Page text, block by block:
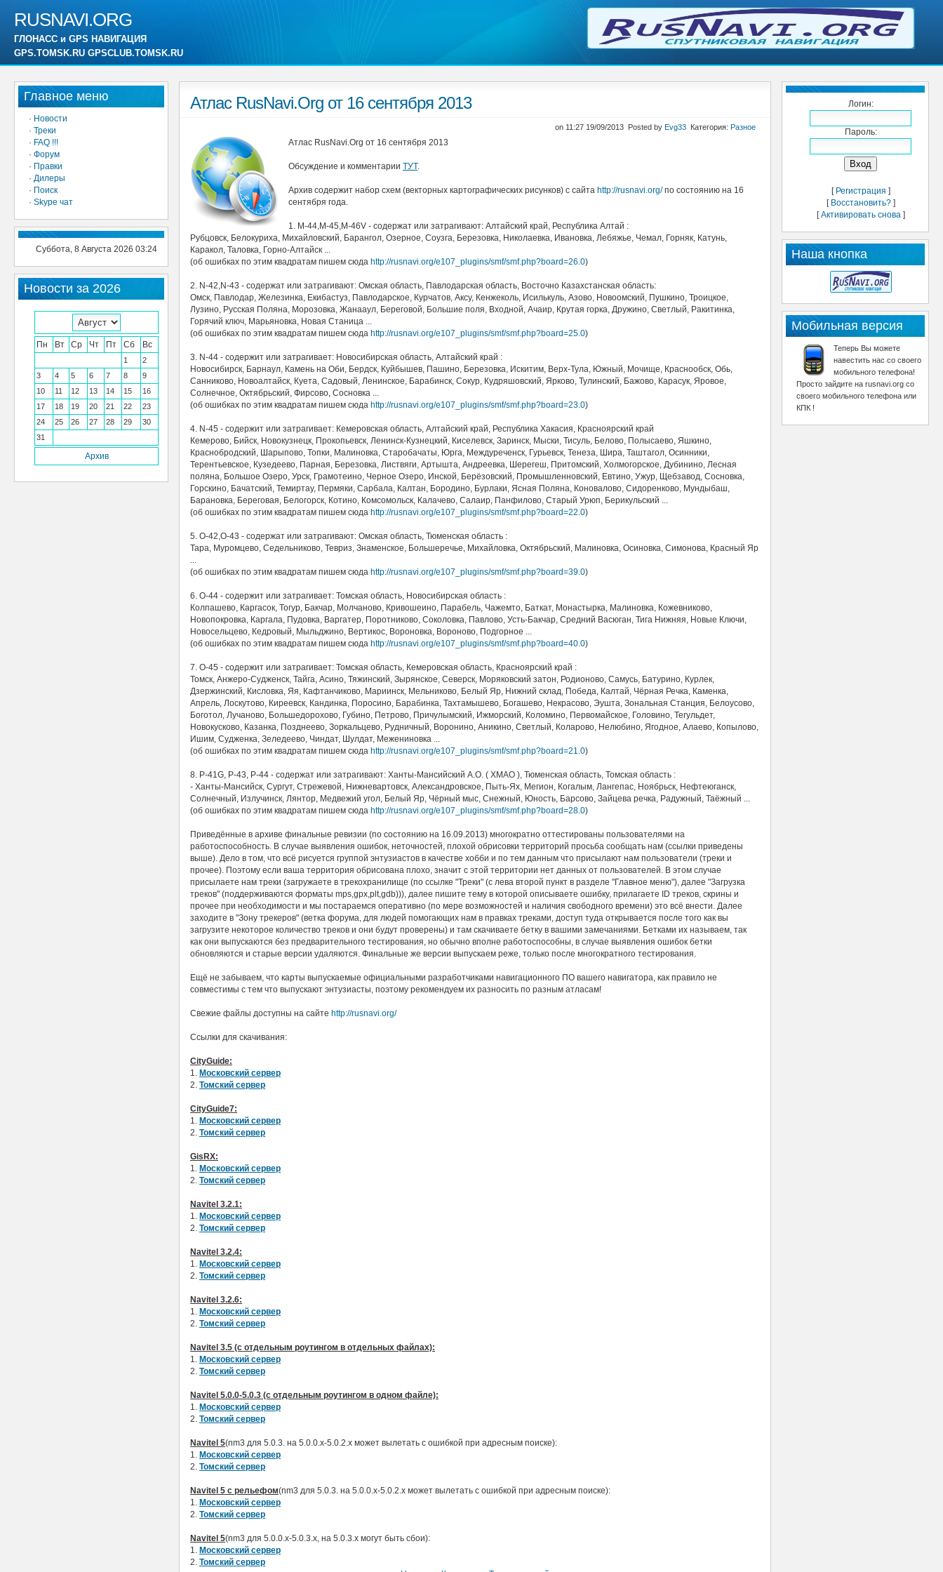
RUSNAVI.ORG
ГЛОНАСС и GPS НАВИГАЦИЯ
GPS.TOMSK.RU GPSCLUB.TOMSK.RU
Логин:
Пароль:
[ Регистрация ]
[ Восстановить?]
[Активировать снова]
Наша кнопка
Мобильная версия
Теперь Вы можете
навестить нас со своего
мобильного телефона!
Просто зайдите на rusnavi.org со
своего мобильного телефона или
КПК !
Главное меню
· Новости
· Треки
· FAQ !!!
· Форум
· Правки
· Дилеры
· Поиск
· Skype чат
Суббота, 8 Августа 2026 03:24
Новости за 2026
Пн Вт Ср Чт Пт Сб Вс
1
2
3
4 5 6 7 8
9
10
11 12 13 14 15
16
17
18 19 20 21 22
23
24
25 26 27 28 29
30
31
Архив
Атлас RusNavi.Org от 16 сентября 2013
on 11:27 19/09/2013 Posted by Evg33 Категория: Разное
Атлас RusNavi.Org от 16 сентября 2013
Обсуждение и комментарии ТУТ.
Архив содержит набор схем (векторных картографических рисунков) с сайта http://rusnavi.org/по состоянию на 16
сентября года.
1. M-44,M-45,M-46V - содержат или затрагивают: Алтайский край, Республика Алтай :
Рубцовск, Белокуриха, Михайловский, Барангол, Озерное, Соузга, Березовка, Николаевка, Ивановка, Лебяжье, Чемал, Горняк, Катунь,
Каракол, Таловка, Горно-Алтайск ...
(об ошибках по этим квадратам пишем сюда http://rusnavi.org/e107_plugins/smf/smf.php?board=26.0)
2. N-42,N-43 - содержат или затрагивают: Омская область, Павлодарская область, Восточно Казахстанская область:
Омск, Павлодар, Железинка, Екибастуз, Павлодарское, Курчатов, Аксу, Кенжеколь, Исилькуль, Азово, Новоомский, Пушкино, Троицкое,
Лузино, Русская Поляна, Морозовка, Жанааул, Береговой, Большие поля, Входной, Ачаир, Крутая горка, Дружино, Светлый, Ракитинка,
Горячий ключ, Марьяновка, Новая Станица ...
(об ошибках по этим квадратам пишем сюда http://rusnavi.org/e107_plugins/smf/smf.php?board=25.0)
3. N-44 - содержит или затрагивает: Новосибирская область, Алтайский край :
Новосибирск, Барнаул, Камень на Оби, Бердск, Куйбышев, Пашино, Березовка, Искитим, Верх-Тула, Южный, Мочище, Краснообск, Обь,
Санниково, Новоалтайск, Куета, Садовый, Ленинское, Барабинск, Сокур, Кудряшовский, Ярково, Тулинский, Бажово, Карасук, Яровое,
Солнечное, Октябрьский, Фирсово, Сосновка ...
(об ошибках по этим квадратам пишем сюда http://rusnavi.org/e107_plugins/smf/smf.php?board=23.0)
4. N-45 - содержит или затрагивает: Кемеровская область, Алтайский край, Республика Хакасия, Красноярский край
Кемерово, Бийск, Новокузнецк, Прокопьевск, Ленинск-Кузнецкий, Киселевск, Заринск, Мыски, Тисуль, Белово, Полысаево, Яшкино,
Краснобродский, Шарыпово, Топки, Малиновка, Старобачаты, Юрга, Междуреченск, Гурьевск, Тенеза, Шира, Таштагол, Осинники,
Терентьевское, Кузедеево, Парная, Березовка, Листвяги, Артышта, Андреевка, Шерегеш, Притомский, Холмогорское, Дубинино, Лесная
поляна, Большое Озеро, Урск, Грамотеино, Черное Озеро, Инской, Берёзовский, Промышленновский, Евтино, Ужур, Щебзавод, Сосновка,
Горскино, Бачатский, Темиртау, Пермяки, Сарбала, Калтан, Бородино, Бурлаки, Ясная Поляна, Коновалово, Сидоренково, Мундыбаш,
Барановка, Береговая, Белогорск, Котино, Комсомольск, Калачево, Салаир, Панфилово, Старый Урюп, Берикульский ...
(об ошибках по этим квадратам пишем сюда http://rusnavi.org/e107_plugins/smf/smf.php?board=22.0)
5. O-42,O-43 - содержат или затрагивают: Омская область, Тюменская область :
Тара, Муромцево, Седельниково, Тевриз, Знаменское, Большеречье, Михайловка, Октябрьский, Малиновка, Осиновка, Симонова, Красный Яр
...
(об ошибках по этим квадратам пишем сюда http://rusnavi.org/e107_plugins/smf/smf.php?board=39.0)
6. O-44 - содержит или затрагивает: Томская область, Новосибирская область :
Колпашево, Каргасок, Тогур, Бакчар, Молчаново, Кривошеино, Парабель, Чажемто, Баткат, Монастырка, Малиновка, Кожевниково,
Новопокровка, Каргала, Пудовка, Варгатер, Поротниково, Соколовка, Павлово, Усть-Бакчар, Средний Васюган, Тига Нижняя, Новые Ключи,
Новосельцево, Кедровый, Мыльджино, Вертикос, Вороновка, Вороново, Подгорное ...
(об ошибках по этим квадратам пишем сюда http://rusnavi.org/e107_plugins/smf/smf.php?board=40.0)
7. O-45 - содержит или затрагивает: Томская область, Кемеровская область, Красноярский край :
Томск, Анжеро-Судженск, Тайга, Асино, Тяжинский, Зырянское, Северск, Моряковский затон, Родионово, Самусь, Батурино, Курлек,
Дзержинский, Кисловка, Яя, Кафтанчиково, Мариинск, Мельниково, Белый Яр, Нижний склад, Победа, Калтай, Чёрная Речка, Каменка,
Апрель, Лоскутово, Киреевск, Кандинка, Поросино, Барабинка, Тахтамышево, Богашево, Некрасово, Эушта, Зональная Станция, Белоусово,
Боготол, Лучаново, Большедорохово, Губино, Петрово, Причулымский, Ижморский, Коломино, Первомайское, Головино, Тегульдет,
Новокусково, Казанка, Позднеево, Зоркальцево, Рудничный, Воронино, Аникино, Светлый, Коларово, Нелюбино, Ягодное, Алаево, Копылово,
Ишим, Судженка, Зеледеево, Чиндат, Шулдат, Межениновка ...
(об ошибках по этим квадратам пишем сюда http://rusnavi.org/e107_plugins/smf/smf.php?board=21.0)
8. P-41G, P-43, P-44 - содержат или затрагивают: Ханты-Мансийский А.О. ( ХМАО ), Тюменская область, Томская область :
- Ханты-Мансийск, Сургут, Стрежевой, Нижневартовск, Александровское, Пыть-Ях, Мегион, Когалым, Лангепас, Ноябрьск, Нефтеюганск,
Солнечный, Излучинск, Лянтор, Медвежий угол, Белый Яр, Чёрный мыс, Снежный, Юность, Барсово, Зайцева речка, Радужный, Таёжный ...
(об ошибках по этим квадратам пишем сюда http://rusnavi.org/e107_plugins/smf/smf.php?board=28.0)
Приведённые в архиве финальные ревизии (по состоянию на 16.09.2013) многократно оттестированы пользователями на
работоспособность. В случае выявления ошибок, неточностей, плохой обрисовки территорий просьба сообщать нам (ссылки приведены
выше). Дело в том, что всё рисуется группой энтузиастов в качестве хобби и по тем данным что присылают нам пользователи (треки и
прочее). Поэтому если ваша территория обрисована плохо, значит с этой территории нет данных от пользователей. В этом случае
присылаете нам треки (загружаете в трекохранилище (по ссылке "Треки" (с лева второй пункт в разделе "Главное меню"), далее "Загрузка
треков" (поддерживаются форматы mps,gpx,plt,gdb))), далее пишите тему в которой описываете ошибку, прилагаете ID треков, скрины и
прочее при необходимости и мы постараемся оперативно (по мере возможностей и наличия свободного времени) это всё внести. Далее
заходите в "Зону трекеров" (ветка форума, для людей помогающих нам в правках треками, доступ туда открывается после того как вы
загрузите некоторое количество треков и они будут проверены) и там скачиваете бетку в вашими замечаниями. Бетками их называем, так
как они выпускаются без предварительного тестирования, но обычно вполне работоспособны, в случае выявления ошибок бетки
обновляются и старые версии удаляются. Финальные же версии выпускаем реже, только после многократного тестирования.
Ещё не забываем, что карты выпускаемые официальными разработчиками навигационного ПО вашего навигатора, как правило не
совместимы с тем что выпускают энтузиасты, поэтому рекомендуем их разносить по разным атласам!
Свежие файлы доступны на сайте http://rusnavi.org/
Ссылки для скачивания:
CityGuide:
1. Московский сервер
2. Томский сервер
CityGuide7:
1. Московский сервер
2. Томский сервер
GisRX:
1. Московский сервер
2. Томский сервер
Navitel 3.2.1:
1. Московский сервер
2. Томский сервер
Navitel 3.2.4:
1. Московский сервер
2. Томский сервер
Navitel 3.2.6:
1. Московский сервер
2. Томский сервер
Navitel 3.5 (с отдельным роутингом в отдельных файлах):
1. Московский сервер
2. Томский сервер
Navitel 5.0.0-5.0.3 (с отдельным роутингом в одном файле):
1. Московский сервер
2. Томский сервер
Navitel 5(nm3 для 5.0.3. на 5.0.0.х-5.0.2.x может вылетать с ошибкой при адресным поиске):
1. Московский сервер
2. Томский сервер
Navitel 5 с рельефом(nm3 для 5.0.3. на 5.0.0.х-5.0.2.x может вылетать с ошибкой при адресным поиске):
1. Московский сервер
2. Томский сервер
Navitel 5(nm3 для 5.0.0.х-5.0.3.x, на 5.0.3.х могут быть сбои):
1. Московский сервер
2. Томский сервер